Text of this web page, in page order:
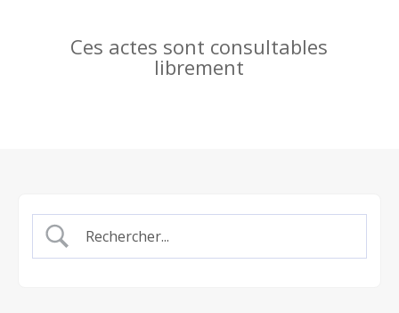
Ces actes sont consultables
librement